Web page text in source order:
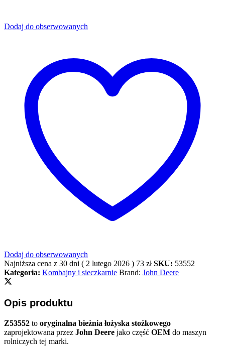
Dodaj do obserwowanych
Dodaj do obserwowanych
Najniższa cena z 30 dni ( 2 lutego 2026 ) 73 zł SKU: 53552
Kategoria: Kombajny i sieczkarnie Brand: John Deere
Opis produktu
Z53552 to oryginalna bieżnia łożyska stożkowego
zaprojektowana przez John Deere jako część OEM do maszyn
rolniczych tej marki.